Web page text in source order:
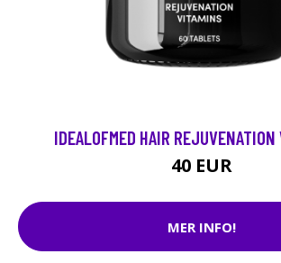
IDEALOFMED HAIR
40 EUR
MER INFO!